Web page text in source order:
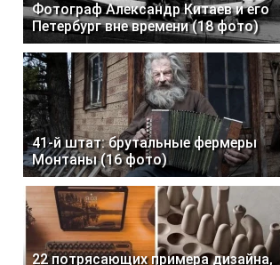
Фотограф Александр Китаев и его
Петербург вне времени (18 фото)
41-й штат: брутальные фермеры
Монтаны (16 фото)
22 потрясающих примера дизайна,